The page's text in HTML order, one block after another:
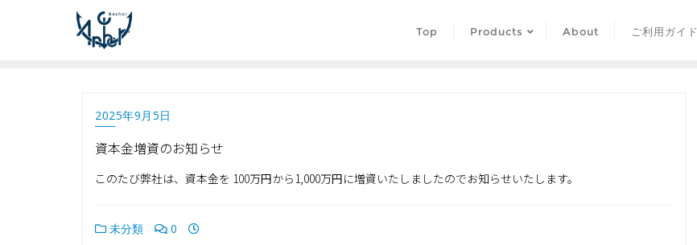
Top Products About ご利用ガイド
2025年9月5日
資本金増資のお知らせ
このたび弊社は、資本金を 100万円から1,000万円に増資いたしましたのでお知らせいたします。
未分類 0